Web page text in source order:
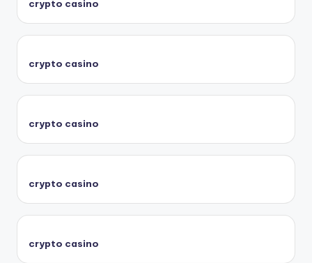
crypto casino
crypto casino
crypto casino
crypto casino
crypto casino